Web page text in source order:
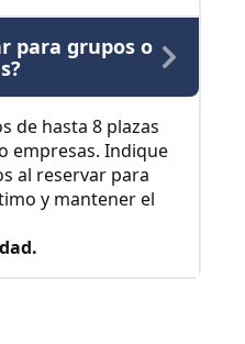
para grupos o
de hasta 8 plazas
empresas. Indique
al reservar para
y mantener el